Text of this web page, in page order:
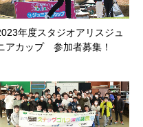
年度スタジオアリスジュ
アカップ 参加者募集！